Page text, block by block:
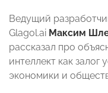
Ведущий
Glagol.ai Максим
рассказал про
интеллект как залог
экономики и